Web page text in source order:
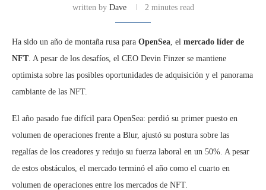
written by Dave 2 minutes read
Ha sido un año de montaña rusa para OpenSea, el mercado líder de
NFT. A pesar de los desafíos, el CEO Devin Finzer se mantiene
optimista sobre las posibles oportunidades de adquisición y el panorama
cambiante de las NFT.
El año pasado fue difícil para OpenSea: perdió su primer puesto en
volumen de operaciones frente a Blur, ajustó su postura sobre las
regalías de los creadores y redujo su fuerza laboral en un 50%. A pesar
de estos obstáculos, el mercado terminó el año como el cuarto en
volumen de operaciones entre los mercados de NFT.